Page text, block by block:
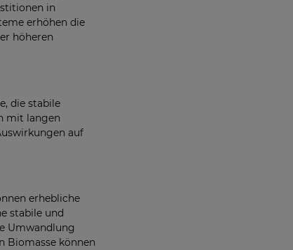
in
erhöhen die
höheren
die stabile
mit langen
auf
erhebliche
stabile und
Umwandlung
Biomasse können